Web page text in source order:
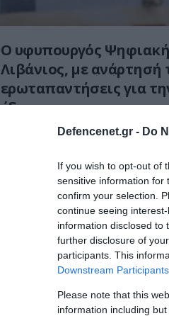
Defencenet.gr - Do
If you wish to opt-out of
sensitive information for
confirm your selection.
continue seeing
information disclosed to
further disclosure of
participants. This
Downstream Participants
Please note that this
information including
Ο υφυπουργός
Λιβάνιος, με
ερωταπαντήσεις για
έδρες.
Ειδικότερα, στην
του 2021 θα ισχύσει ή
Διαβάστε περισσότερα
ΣΧΟΛΙΑΣΤΕ ΤΟ ΑΡΘΡΟ